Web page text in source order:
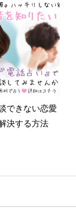
できない恋愛
決する方法